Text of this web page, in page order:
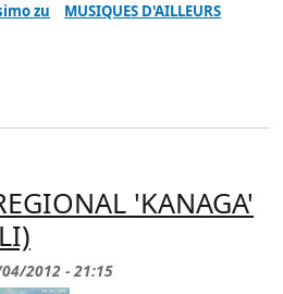
zu
MUSIQUES D'AILLEURS
"Jimmy" Mohammed
'KANAGA'
2012 - 21:15